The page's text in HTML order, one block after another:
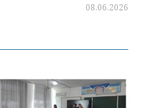
08.06.2026